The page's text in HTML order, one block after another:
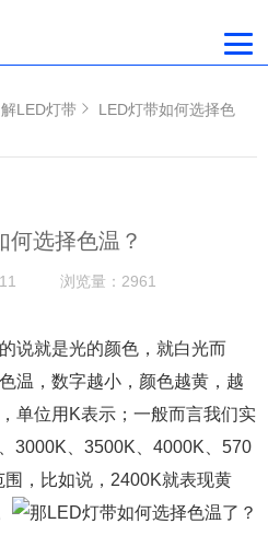
LED灯带
LED灯带如何选择色
何选择色温？
浏览量： 2961
说就是光的颜色，就白光而
温，数字越小，颜色越黄，越
单位用K表示；一般而言我们实
3000K、3500K、4000K、570
，比如说，2400K就表现黄
那LED灯带如何选择色温了？